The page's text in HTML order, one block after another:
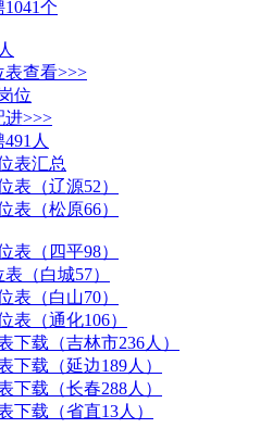
个
表查看>>>
位
进>>>
人
表汇总
表（辽源52）
表（松原66）
表（四平98）
（白城57）
表（白山70）
表（通化106）
下载（吉林市236人）
下载（延边189人）
下载（长春288人）
下载（省直13人）